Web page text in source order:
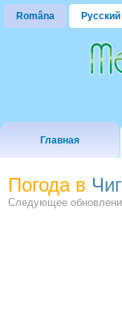
Româna Русский
Главная
Погода в
Следующее